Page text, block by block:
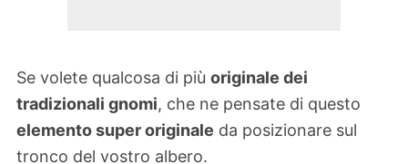
Se volete qualcosa di più originale dei
tradizionali gnomi, che ne pensate di questo
elemento super originale da posizionare sul
tronco del vostro albero.